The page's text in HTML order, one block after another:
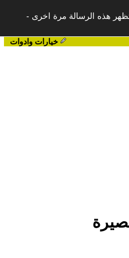
هذه الرسالة مرة اخرى -
خيارات وادوات